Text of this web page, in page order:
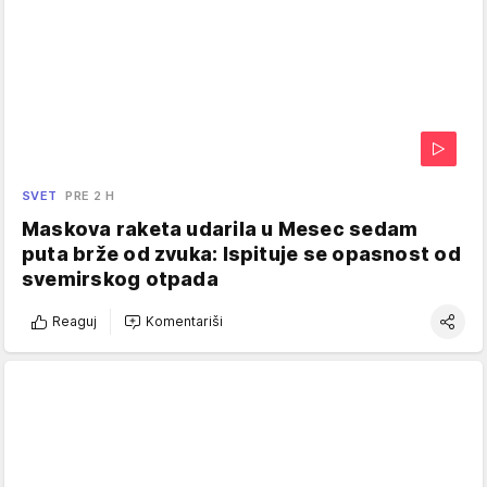
SVET PRE 2 H
Maskova raketa udarila u Mesec sedam
puta brže od zvuka: Ispituje se opasnost od
svemirskog otpada
Reaguj Komentariši